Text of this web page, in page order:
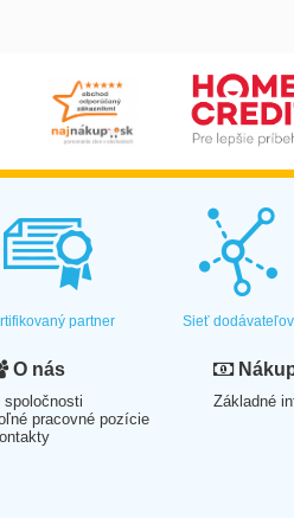
partner Sieť dodávateľov
O nás
spoločnosti
pracovné pozície
Základné